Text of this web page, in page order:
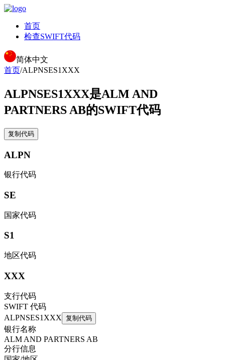
首页
检查SWIFT代码
简体中文
首页/ALPNSES1XXX
ALPNSES1XXX是ALM AND
PARTNERS AB的SWIFT代码
复制代码
ALPN
银行代码
SE
国家代码
S1
地区代码
XXX
支行代码
SWIFT 代码
ALPNSES1XXX 复制代码
银行名称
ALM AND PARTNERS AB
分行信息